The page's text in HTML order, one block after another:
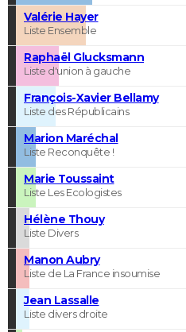
Valérie Hayer
Liste Ensemble
Raphaël Glucksmann
Liste d'union à gauche
François-Xavier Bellamy
Liste des Républicains
Marion Maréchal
Liste Reconquête !
Marie Toussaint
Liste Les Ecologistes
Hélène Thouy
Liste Divers
Manon Aubry
Liste de La France insoumise
Jean Lassalle
Liste divers droite